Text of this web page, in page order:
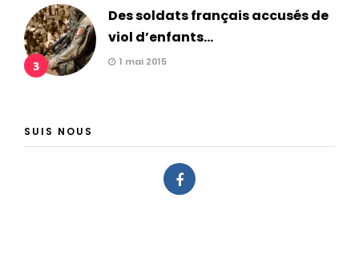
3
Des soldats français accusés de
viol d’enfants...
1 mai 2015
SUIS NOUS